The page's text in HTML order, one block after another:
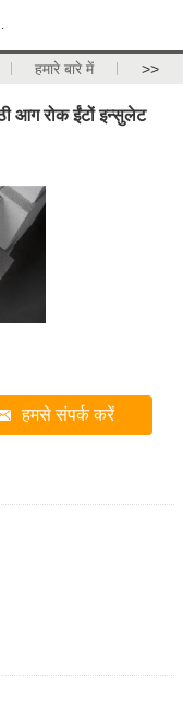
हमारे बारे में >>
आग रोक ईंटों इन्सुलेट
हमसे संपर्क करें